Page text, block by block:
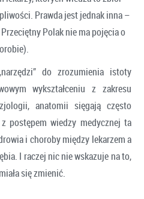
Prawda jest jednak inna –
Polak nie ma pojęcia o
do zrozumienia istoty
wykształceniu z zakresu
anatomii sięgają często
postępem wiedzy medycznej ta
i choroby między lekarzem a
I raczej nic nie wskazuje na to,
się zmienić.